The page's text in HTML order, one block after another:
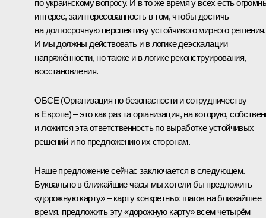
по украинскому вопросу. И в то же время у всех есть
интерес, заинтересованность в том, чтобы достичь
на долгосрочную перспективу устойчивого мирного решения.
И мы должны действовать и в логике деэскалации
напряжённости, но также и в логике реконструирования,
восстановления.
ОБСЕ (Организация по безопасности и сотрудничеству
в Европе) – это как раз та организация, на которую,
и ложится эта ответственность по выработке устойчивых
решений и по предложению их сторонам.
Наше предложение сейчас заключается в следующем.
Буквально в ближайшие часы мы хотели бы предложить
«дорожную карту» – карту конкретных шагов на ближайшее
время, предложить эту «дорожную карту» всем четырём